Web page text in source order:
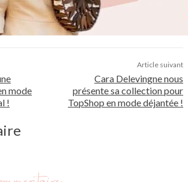
mode
!
Article suivant
Cara Delevingne nous
présente sa collection pour
TopShop en mode déjantée !